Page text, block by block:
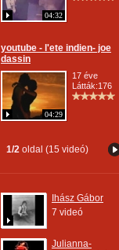
04:32
youtube - l'ete indien- joe
dassin
04:29
17 éve
Látták:176
1/2oldal (15 videó)
Ihász Gábor
7 videó
Julianna-